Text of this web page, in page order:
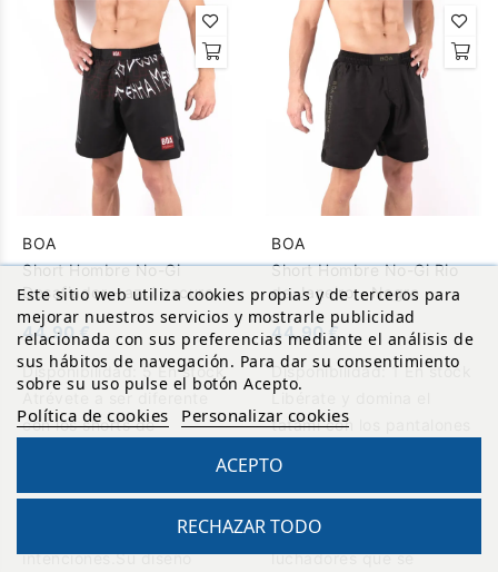
BOA
Short Hombre No-Gi
Desafiador - azul oscuro
44,90 €
Disponibilidad:5 En stock
Atrévete a ser diferente
con los shorts de
son solo una simple pieza
de equipamiento, son una
intenciones.Su diseño
BOA
Short Hombre No-Gi Rio
de Janeiro - Negro
44,90 €
Disponibilidad:1 En stock
Libérate y domina el
tatami con los pantalones
Jiu-jitsu - Rio de Janeiro
de Bōa
Fightwear.Diseñados para
luchadores que se
Este sitio web utiliza cookies propias y de terceros para
mejorar nuestros servicios y mostrarle publicidad
relacionada con sus preferencias mediante el análisis de
sus hábitos de navegación. Para dar su consentimiento
sobre su uso pulse el botón Acepto.
Política de cookies Personalizar cookies
RECHAZAR TODO
ACEPTO